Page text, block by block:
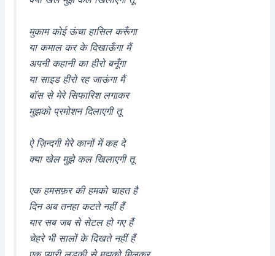
मुकाम कोई ऊंचा हासिल करूँगा
या कमाल कर के दिखाऊँगा मैं
अपनी कहानी का हीरो बनूँगा
या साइड हीरो रह जाऊंगा मैं
बॉस से मेरे सिफारिश लगाकर
मुझको प्रमोशन दिलाएगी तू
ऐ ज़िन्दगी मेरे कानों में कह दे
क्या खेल मुझे कल खिलाएगी तू
एक हमसफ़र की हमको चाहत है
दिन अब तनहा कटते नहीं हैं
यार सब जब से सेटल हो गए हैं
चेहरे भी सालों के दिखते नहीं हैं